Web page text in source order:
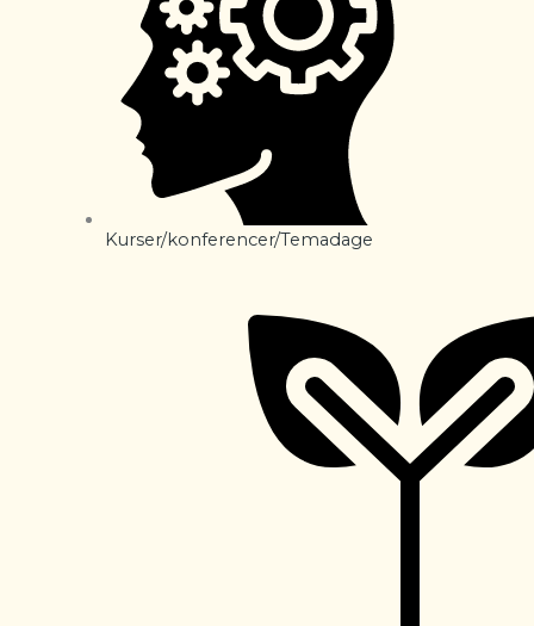
Kurser/konferencer/Temadage